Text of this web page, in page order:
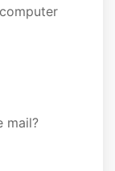
mail?